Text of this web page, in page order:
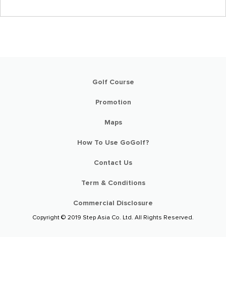
Golf Course
Promotion
Maps
How To Use GoGolf?
Contact Us
Term & Conditions
Commercial Disclosure
Copyright © 2019 Step Asia Co. Ltd. All Rights Reserved.